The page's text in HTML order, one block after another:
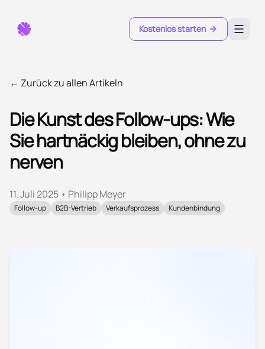
Kostenlos starten
← Zurück zu allen Artikeln
Die Kunst des Follow-ups: Wie
Sie hartnäckig bleiben, ohne zu
nerven
11. Juli 2025 • Philipp Meyer
Follow-up B2B-Vertrieb Verkaufsprozess Kundenbindung